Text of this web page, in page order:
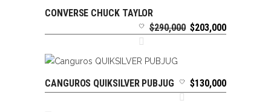
SELECCIONAR OPCIONES
CONVERSE CHUCK TAYLOR
$290,000 El
$290,000.
$203,000El
AÑADIR AL CARRITO
CANGUROS QUIKSILVER PUBJUG $130,000